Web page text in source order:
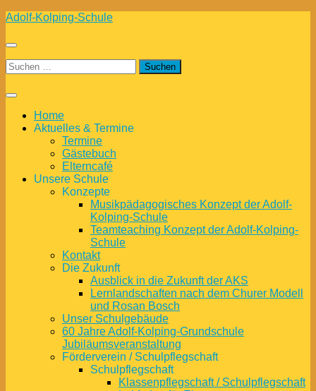
Zum
springen
Adolf-Kolping-Schule
Suchen
nach:
Home
Aktuelles & Termine
Termine
Gästebuch
Elterncafé
Unsere Schule
Konzepte
Musikpädagogisches Konzept der Adolf-
Kolping-Schule
Teamteaching Konzept der Adolf-Kolping-
Schule
Kontakt
Die Zukunft
Ausblick in die Zukunft der AKS
Lernlandschaften nach dem Churer Modell
und Rosan Bosch
Unser Schulgebäude
60 Jahre Adolf-Kolping-Grundschule
Jubiläumsveranstaltung
Förderverein / Schulpflegschaft
Schulpflegschaft
Klassenpflegschaft / Schulpflegschaft